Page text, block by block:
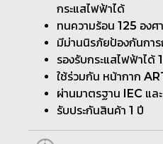
กระแสไฟฟ้าได้
ทนความร้อน 125 องศ
มีม่านนิรภัยป้องกันกา
รองรับกระแสไฟฟ้าได้
ใช้ร่วมกัน หน้ากาก
ผ่านมาตรฐาน IEC แล
รับประกันสินค้า 1 ปี